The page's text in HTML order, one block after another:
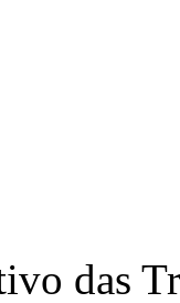
das